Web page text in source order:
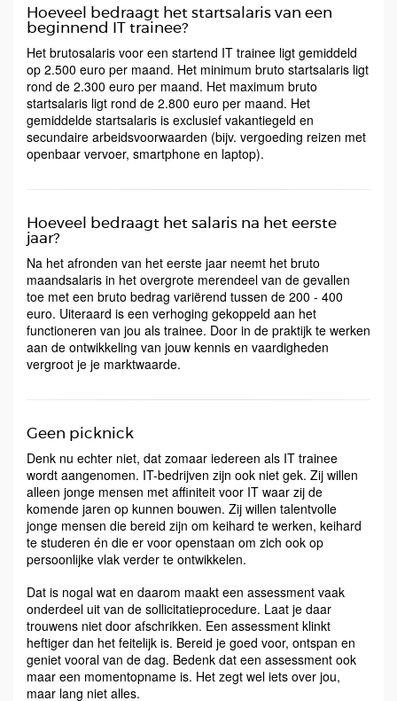
Hoeveel bedraagt het startsalaris van een
beginnend IT trainee?
Het brutosalaris voor een startend IT trainee ligt gemiddeld
op 2.500 euro per maand. Het minimum bruto startsalaris ligt
rond de 2.300 euro per maand. Het maximum bruto
startsalaris ligt rond de 2.800 euro per maand. Het
gemiddelde startsalaris is exclusief vakantiegeld en
secundaire arbeidsvoorwaarden (bijv. vergoeding reizen met
openbaar vervoer, smartphone en laptop).
Hoeveel bedraagt het salaris na het eerste
jaar?
Na het afronden van het eerste jaar neemt het bruto
maandsalaris in het overgrote merendeel van de gevallen
toe met een bruto bedrag variërend tussen de 200 - 400
euro. Uiteraard is een verhoging gekoppeld aan het
functioneren van jou als trainee. Door in de praktijk te werken
aan de ontwikkeling van jouw kennis en vaardigheden
vergroot je je marktwaarde.
Geen picknick
Denk nu echter niet, dat zomaar iedereen als IT trainee
wordt aangenomen. IT-bedrijven zijn ook niet gek. Zij willen
alleen jonge mensen met affiniteit voor IT waar zij de
komende jaren op kunnen bouwen. Zij willen talentvolle
jonge mensen die bereid zijn om keihard te werken, keihard
te studeren én die er voor openstaan om zich ook op
persoonlijke vlak verder te ontwikkelen.
Dat is nogal wat en daarom maakt een assessment vaak
onderdeel uit van de sollicitatieprocedure. Laat je daar
trouwens niet door afschrikken. Een assessment klinkt
heftiger dan het feitelijk is. Bereid je goed voor, ontspan en
geniet vooral van de dag. Bedenk dat een assessment ook
maar een momentopname is. Het zegt wel iets over jou,
maar lang niet alles.